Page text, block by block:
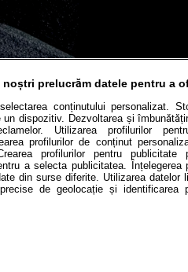
Podcast cu Prioritate Cât
Echipa editorială Contact
sau persoană (site-uri, instituţii
Drepturi de Autor fără acordul
prelucrăm datele pentru a
conținutului personalizat.
dispozitiv. Dezvoltarea și
Utilizarea profilurilor
profilurilor de conținut
profilurilor pentru publicitate
a selecta publicitatea. Înțelegerea
din surse diferite. Utilizarea datelor
de geolocație și identificarea